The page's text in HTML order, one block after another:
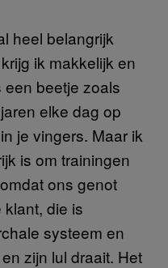
heel belangrijk
ik makkelijk en
beetje zoals
elke dag op
je vingers. Maar ik
is om trainingen
ons genot
die is
systeem en
zijn lul draait. Het